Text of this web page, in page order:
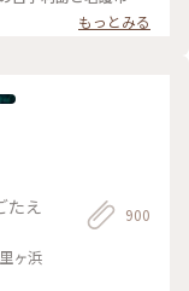
2月8日に開通。 橋
橋の下に降りれるよ
もっとみる
え
ヶ浜
900